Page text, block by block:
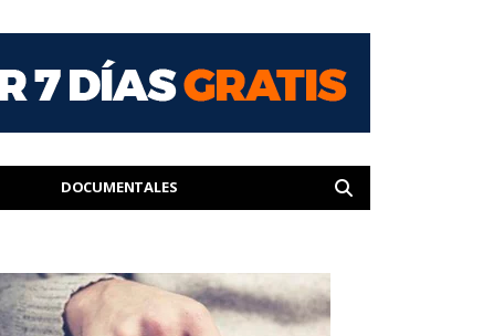
DOCUMENTALES